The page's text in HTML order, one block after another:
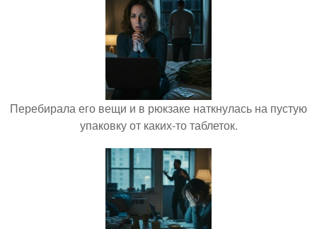
Перебирала его вещи и в рюкзаке наткнулась на пустую
упаковку от каких-то таблеток.